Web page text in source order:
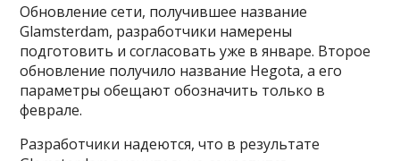
Обновление сети, получившее название
Glamsterdam, разработчики намерены
подготовить и согласовать уже в январе. Второе
обновление получило название Hegota, а его
параметры обещают обозначить только в
феврале.
Разработчики надеются, что в результате